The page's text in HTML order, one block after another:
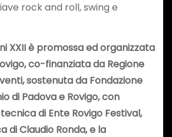
rock and roll, swing e
XXII è promossa ed organizzata
co-finanziata da Regione
sostenuta da Fondazione
di Padova e Rovigo, con
di Ente Rovigo Festival,
di Claudio Ronda, e la